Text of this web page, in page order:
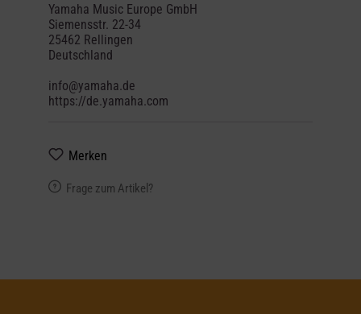
Yamaha Music Europe GmbH
Siemensstr. 22-34
25462 Rellingen
Deutschland
info@yamaha.de
https://de.yamaha.com
Merken
Frage zum Artikel?